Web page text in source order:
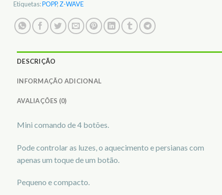
Etiquetas:POPP, Z-WAVE
DESCRIÇÃO
INFORMAÇÃO ADICIONAL
AVALIAÇÕES (0)
Mini comando de 4 botões.
Pode controlar as luzes, o aquecimento e persianas com
apenas um toque de um botão.
Pequeno e compacto.